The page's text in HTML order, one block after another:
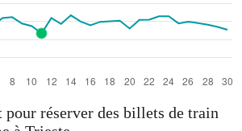
réserver des billets de train